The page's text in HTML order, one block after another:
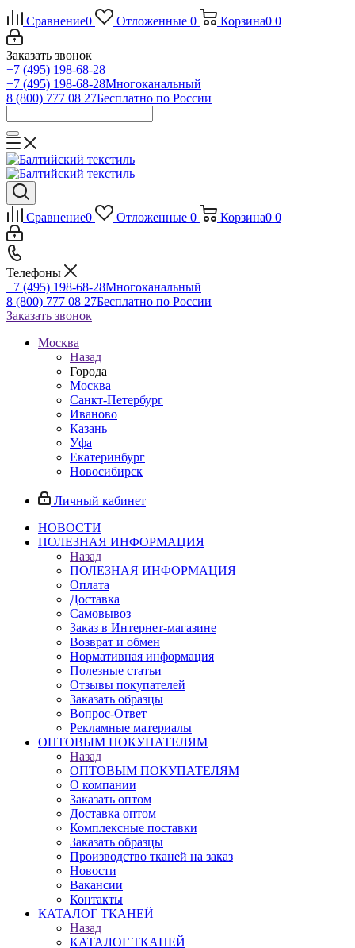
Сравнение0 Отложенные 0 Корзина0 0
Заказать звонок
+7 (495) 198-68-28
+7 (495) 198-68-28Многоканальный
8 (800) 777 08 27Бесплатно по России
Сравнение0 Отложенные 0 Корзина0 0
Телефоны
+7 (495) 198-68-28Многоканальный
8 (800) 777 08 27Бесплатно по России
Заказать звонок
Москва
Назад
Города
Москва
Санкт-Петербург
Иваново
Казань
Уфа
Екатеринбург
Новосибирск
Личный кабинет
НОВОСТИ
ПОЛЕЗНАЯ ИНФОРМАЦИЯ
Назад
ПОЛЕЗНАЯ ИНФОРМАЦИЯ
Оплата
Доставка
Самовывоз
Заказ в Интернет-магазине
Возврат и обмен
Нормативная информация
Полезные статьи
Отзывы покупателей
Заказать образцы
Вопрос-Ответ
Рекламные материалы
ОПТОВЫМ ПОКУПАТЕЛЯМ
Назад
ОПТОВЫМ ПОКУПАТЕЛЯМ
О компании
Заказать оптом
Доставка оптом
Комплексные поставки
Заказать образцы
Производство тканей на заказ
Новости
Вакансии
Контакты
КАТАЛОГ ТКАНЕЙ
Назад
КАТАЛОГ ТКАНЕЙ